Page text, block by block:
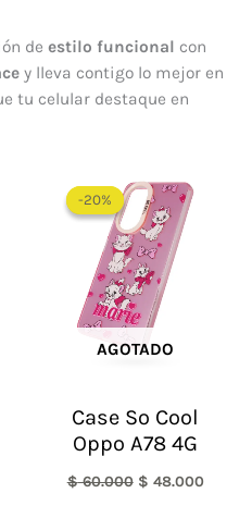
de estilo funcional con
y lleva contigo lo mejor en
tu celular destaque en
-20%
AGOTADO
-20%
Case So Cool
Oppo A78 4G
$60.000
precio
original
era:
$ 60.000.
$ 48.000